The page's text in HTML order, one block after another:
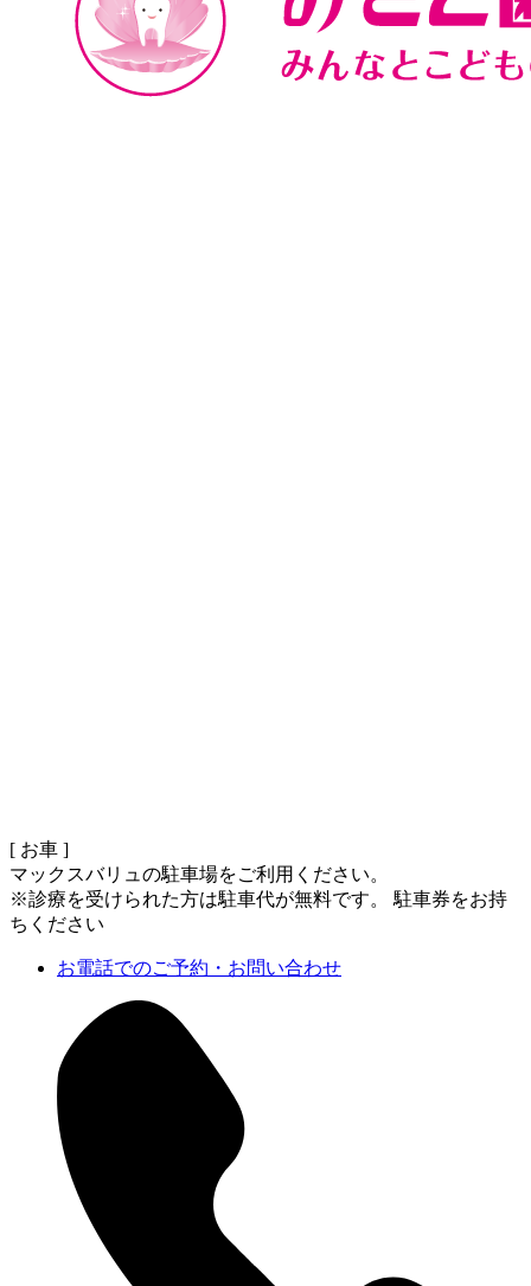
[ お車 ]
マックスバリュの駐車場をご利用ください。
※診療を受けられた方は駐車代が無料です。 駐車券をお持
ちください
お電話でのご予約・お問い合わせ